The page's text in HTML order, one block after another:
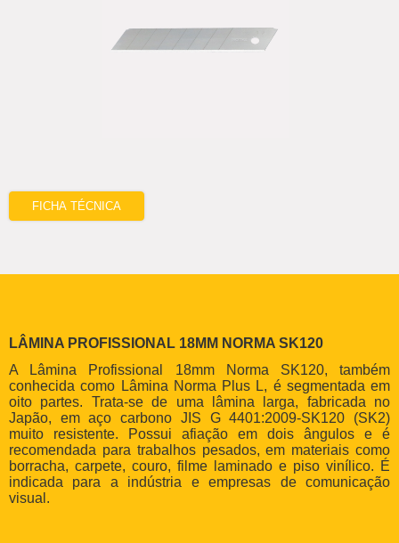
FICHA TÉCNICA
LÂMINA PROFISSIONAL 18MM NORMA SK120
A Lâmina Profissional 18mm Norma SK120, também
conhecida como Lâmina Norma Plus L, é segmentada em
oito partes. Trata-se de uma lâmina larga, fabricada no
Japão, em aço carbono JIS G 4401:2009-SK120 (SK2)
muito resistente. Possui afiação em dois ângulos e é
recomendada para trabalhos pesados, em materiais como
borracha, carpete, couro, filme laminado e piso vinílico. É
indicada para a indústria e empresas de comunicação
visual.